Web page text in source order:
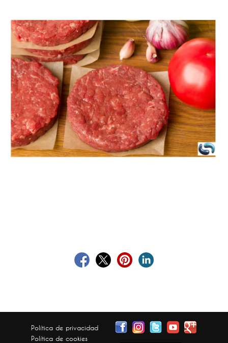
Política de privacidad
Política de cookies